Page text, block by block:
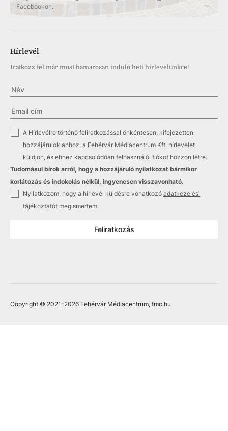
Facebookon.
Hírlevél
Iratkozz fel már most hamarosan induló heti hírlevelünkre!
A Hírlevélre történő feliratkozással önkéntesen, kifejezetten
hozzájárulok ahhoz, a Fehérvár Médiacentrum Kft. hírlevelet
küldjön, és ehhez kapcsolódóan felhasználói fiókot hozzon létre.
Tudomásul bírok arról, hogy a hozzájáruló nyilatkozat bármikor
korlátozás és indokolás nélkül, ingyenesen visszavonható.
Nyilatkozom, hogy a hírlevél küldésre vonatkozó adatkezelési
tájékoztatót megismertem.
Feliratkozás
Copyright © 2021–2026 Fehérvár Médiacentrum, fmc.hu